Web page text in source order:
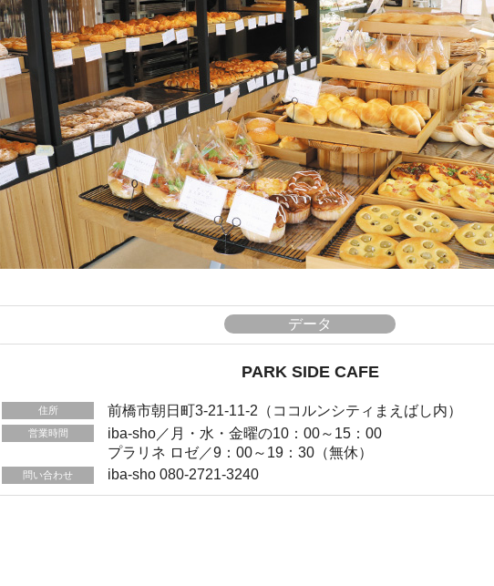
データ
PARK SIDE CAFE
住所 前橋市朝日町3-21-11-2（ココルンシティまえばし内）
営業時間
iba-sho／月・水・金曜の10：00～15：00
プラリネ ロゼ／9：00～19：30（無休）
問い合わせ iba-sho 080-2721-3240